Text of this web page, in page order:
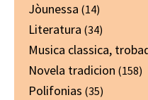
Jòunessa (14)
Literatura (34)
Musica classica,
Novela tradicion (158)
Polifonias (35)